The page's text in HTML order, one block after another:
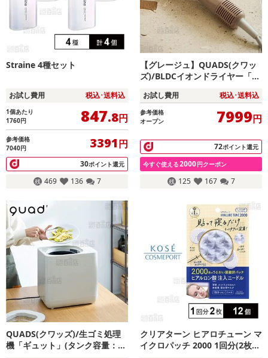
Straine 4種セット
お試し費用 税込･送料込
1個あたり
1760円 847.8円
参考価格
7040円
3391円
30ポイント還元
469 136 7
【グレージュ】QUADS(クワッ
ズ)/BLDCイオンドライヤー「ビ
切替/専用ノズル付き)/BSR005G
B
お試し費用 税込･送料込
参考価格
オープン
7999円
72ポイント還元
今すぐ使える2000円クーポン
125 167 7
QUADS(クワッズ)/生ゴミ処理
機「ギュット」(タンク容量：4
クリアターン ヒアロチューン マ
イクロパッチ 2000 1回分(2枚